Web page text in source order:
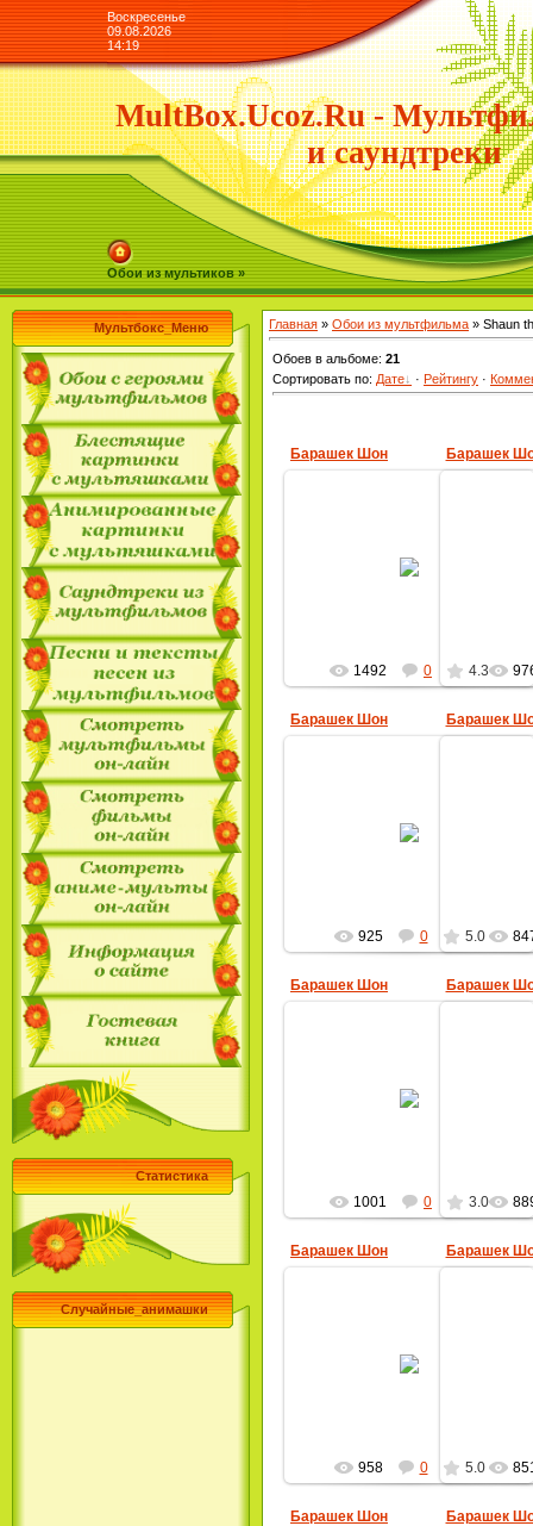
Воскресенье
09.08.2026
14:19
MultBox.Ucoz.Ru -
и саундтреки
Обои из мультиков »
Мультбокс_Меню
Статистика
Случайные_анимашки
Главная » Обои из мультфильма » Shaun
Обоев в альбоме: 21
Сортировать по: Дате · Рейтингу ·
Барашек Шон
1492 0 4.3
Барашек
Барашек Шон
925 0 5.0
Барашек
Барашек Шон
1001 0 3.0
Барашек
Барашек Шон
958 0 5.0
Барашек
Барашек Шон Барашек